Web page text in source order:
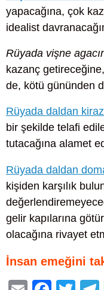
yapacağına, çok
idealist
Rüyada vişne
kazanç
de, kötü gününden
Rüyada daldan
bir şekilde telafi
tutacağına alamet
Rüyada daldan
kişiden karşılık
gelir kapılarına
olacağına rivayet
İnsan emeğini